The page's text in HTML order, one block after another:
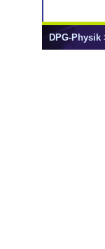
DPG-Physik